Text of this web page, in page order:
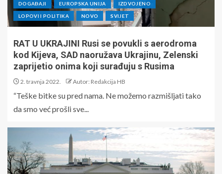
DOGAĐAJI EUROPSKA UNIJA IZDVOJENO
LOPOVI I POLITIKA NOVO SVIJET
RAT U UKRAJINI Rusi se povukli s aerodroma
kod Kijeva, SAD naoružava Ukrajinu, Zelenski
zaprijetio onima koji surađuju s Rusima
2. travnja 2022. Autor: Redakcija HB
“Teške bitke su pred nama. Ne možemo razmišljati tako
da smo već prošli sve...